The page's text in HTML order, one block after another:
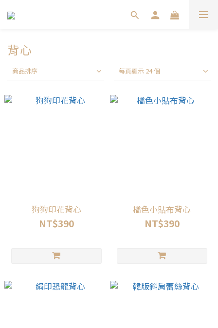
背心
商品排序 每頁顯示 24 個
狗狗印花背心
NT$390
橘色小貼布背心
NT$390